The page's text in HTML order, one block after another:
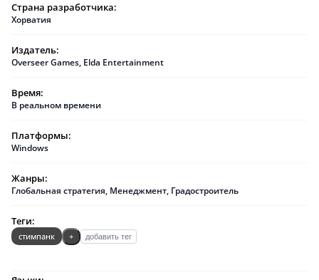
Страна разработчика:
Хорватия
Издатель:
Overseer Games, Elda Entertainment
Время:
В реальном времени
Платформы:
Windows
Жанры:
Глобальная стратегия, Менеджмент, Градостроитель
Теги:
стимпанк + добавить тег